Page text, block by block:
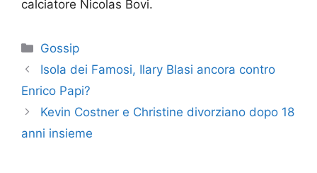
calciatore Nicolas Bovi.
Categorie
Gossip
Isola dei Famosi, Ilary Blasi ancora contro
Enrico Papi?
Kevin Costner e Christine divorziano dopo 18
anni insieme